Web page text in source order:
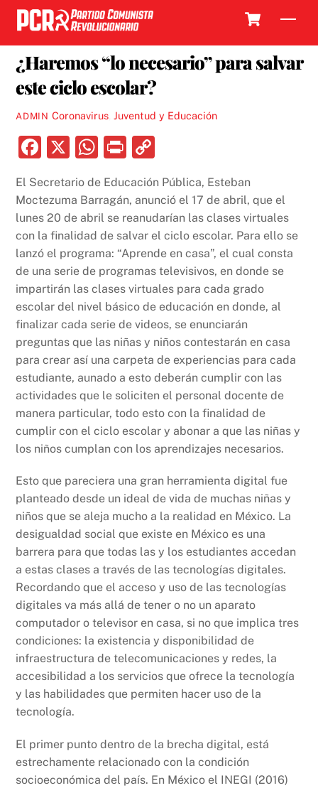
Skip
content
¿Haremos “lo necesario” para salvar
este ciclo escolar?
ADMIN Coronavirus, Juventud y Educación
F
c
e
b
o
o
k
X
W
at
s
A
p
p
P
nt p
y
Li
n
k
El Secretario de Educación Pública, Esteban
Moctezuma Barragán, anunció el 17 de abril, que el
lunes 20 de abril se reanudarían las clases virtuales
con la finalidad de salvar el ciclo escolar. Para ello se
lanzó el programa: “Aprende en casa”, el cual consta
de una serie de programas televisivos, en donde se
impartirán las clases virtuales para cada grado
escolar del nivel básico de educación en donde, al
finalizar cada serie de videos, se enunciarán
preguntas que las niñas y niños contestarán en casa
para crear así una carpeta de experiencias para cada
estudiante, aunado a esto deberán cumplir con las
actividades que le soliciten el personal docente de
manera particular, todo esto con la finalidad de
cumplir con el ciclo escolar y abonar a que las niñas y
los niños cumplan con los aprendizajes necesarios.
Esto que pareciera una gran herramienta digital fue
planteado desde un ideal de vida de muchas niñas y
niños que se aleja mucho a la realidad en México. La
desigualdad social que existe en México es una
barrera para que todas las y los estudiantes accedan
a estas clases a través de las tecnologías digitales.
Recordando que el acceso y uso de las tecnologías
digitales va más allá de tener o no un aparato
computador o televisor en casa, si no que implica tres
condiciones: la existencia y disponibilidad de
infraestructura de telecomunicaciones y redes, la
accesibilidad a los servicios que ofrece la tecnología
y las habilidades que permiten hacer uso de la
tecnología.
El primer punto dentro de la brecha digital, está
estrechamente relacionado con la condición
socioeconómica del país. En México el INEGI (2016)